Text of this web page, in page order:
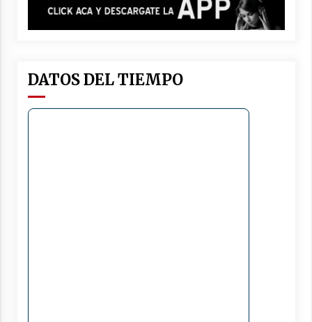
DATOS DEL TIEMPO